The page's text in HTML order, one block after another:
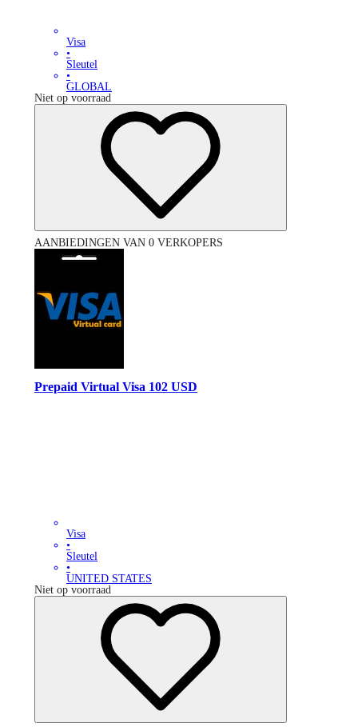
Visa
•
Sleutel
•
GLOBAL
Niet op voorraad
AANBIEDINGEN VAN 0 VERKOPERS
Prepaid Virtual Visa 102 USD
Visa
•
Sleutel
•
UNITED STATES
Niet op voorraad